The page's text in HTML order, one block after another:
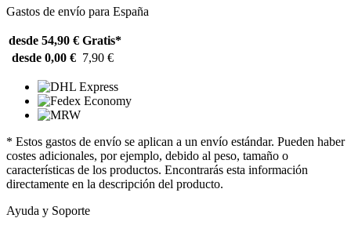
Gastos de envío para España
desde 54,90 € Gratis*
desde 0,00 € 7,90 €
* Estos gastos de envío se aplican a un envío estándar. Pueden haber
costes adicionales, por ejemplo, debido al peso, tamaño o
características de los productos. Encontrarás esta información
directamente en la descripción del producto.
Ayuda y Soporte